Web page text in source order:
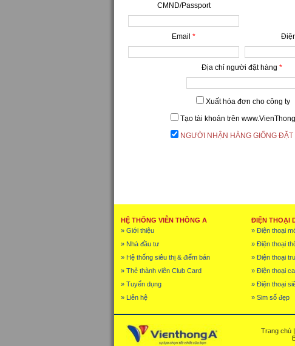
CMND/Passport
Email *
Địa chỉ người đặt hàng *
Xuất hóa đơn cho công ty
Tạo tài khoản trên
NGƯỜI NHẬN HÀNG GIỐNG ĐẶT
HỆ THỐNG VIỄN THÔNG A
» Giới thiệu
» Nhà đầu tư
» Hệ thống siêu thị & điểm bán
» Thẻ thành viên Club Card
» Tuyển dụng
» Liên hệ
ĐIỆN THOẠI
» Điện thoại
» Điện thoại
» Điện thoại
» Điện thoại
» Điện thoại
» Sim số đẹp
Trang chủ |